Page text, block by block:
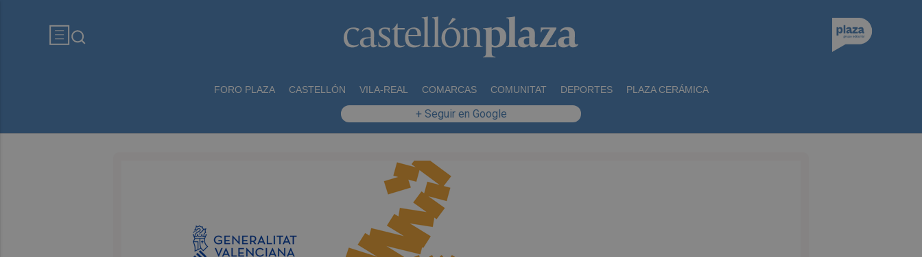
FORO PLAZA CASTELLÓN VILA-REAL COMARCAS COMUNITAT DEPORTES PLAZA CERÁMICA
+ Seguir en Google